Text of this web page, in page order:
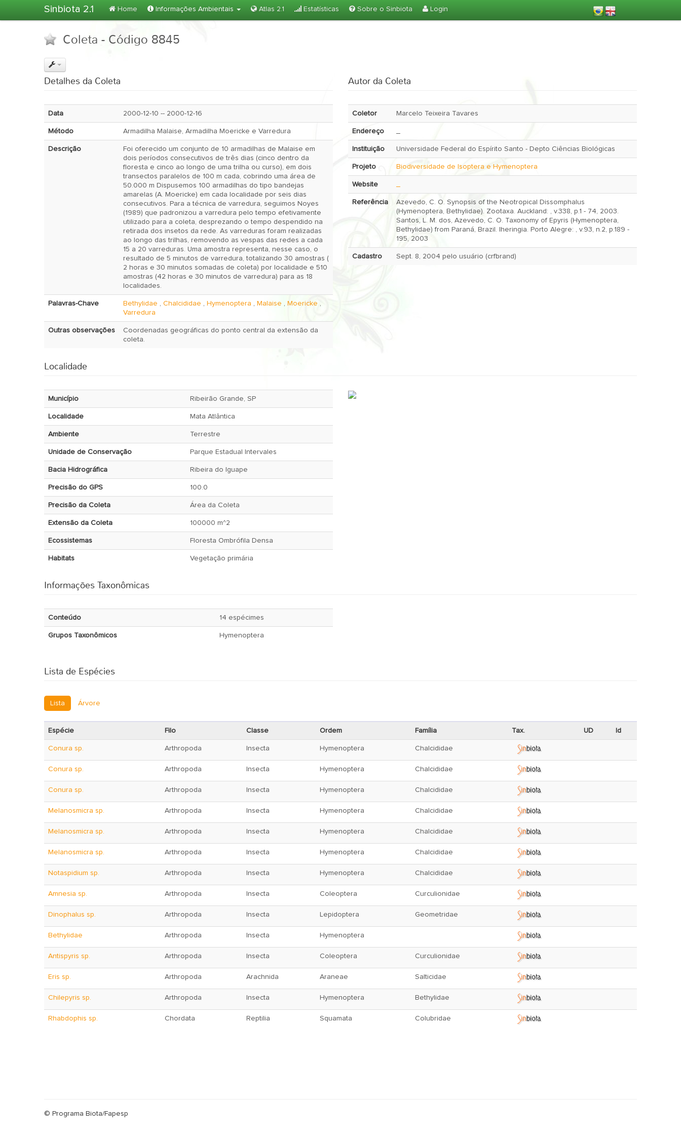
Sinbiota 2.1 Home Informações Ambientais Atlas 2.1 Estatísticas Sobre o Sinbiota Login
Coleta - Código 8845
Detalhes da Coleta
Data 2000-12-10 -- 2000-12-16
Método Armadilha Malaise, Armadilha Moericke e Varredura
Descrição
Foi oferecido um conjunto de 10 armadilhas de Malaise em
dois períodos consecutivos de três dias (cinco dentro da
floresta e cinco ao longo de uma trilha ou curso), em dois
transectos paralelos de 100 m cada, cobrindo uma área de
50.000 m Dispusemos 100 armadilhas do tipo bandejas
amarelas (A. Moericke) em cada localidade por seis dias
consecutivos. Para a técnica de varredura, seguimos Noyes
(1989) que padronizou a varredura pelo tempo efetivamente
utilizado para a coleta, desprezando o tempo despendido na
retirada dos insetos da rede. As varreduras foram realizadas
ao longo das trilhas, removendo as vespas das redes a cada
15 a 20 varreduras. Uma amostra representa, nesse caso, o
resultado de 5 minutos de varredura, totalizando 30 amostras (
2 horas e 30 minutos somadas de coleta) por localidade e 510
amostras (42 horas e 30 minutos de varredura) para as 18
localidades.
Palavras-Chave Bethylidae , Chalcididae , Hymenoptera , Malaise , Moericke ,
Varredura
Outras observações
Coordenadas geográficas do ponto central da extensão da
coleta.
Autor da Coleta
Coletor Marcelo Teixeira Tavares
Endereço
Instituição Universidade Federal do Espírito Santo - Depto Ciências Biológicas
Projeto Biodiversidade de Isoptera e Hymenoptera
Website
Referência
Azevedo, C. O. Synopsis of the Neotropical Dissomphalus
(Hymenoptera, Bethylidae). Zootaxa. Auckland: , v.338, p.1 - 74, 2003.
Santos, L. M. dos, Azevedo, C. O. Taxonomy of Epyris (Hymenoptera,
Bethylidae) from Paraná, Brazil. Iheringia. Porto Alegre: , v.93, n.2, p.189 -
195, 2003
Cadastro Sept. 8, 2004 pelo usuário (crfbrand)
Localidade
Município Ribeirão Grande, SP
Localidade Mata Atlântica
Ambiente Terrestre
Unidade de Conservação Parque Estadual Intervales
Bacia Hidrográfica Ribeira do Iguape
Precisão do GPS 100.0
Precisão da Coleta Área da Coleta
Extensão da Coleta 100000 m^2
Ecossistemas Floresta Ombrófila Densa
Habitats Vegetação primária
Informações Taxonômicas
Conteúdo 14 espécimes
Grupos Taxonômicos Hymenoptera
Lista de Espécies
Lista Árvore
Espécie Filo Classe Ordem Família Tax. UD Id
Conura sp. Arthropoda Insecta Hymenoptera Chalcididae
Conura sp. Arthropoda Insecta Hymenoptera Chalcididae
Conura sp. Arthropoda Insecta Hymenoptera Chalcididae
Melanosmicra sp. Arthropoda Insecta Hymenoptera Chalcididae
Melanosmicra sp. Arthropoda Insecta Hymenoptera Chalcididae
Melanosmicra sp. Arthropoda Insecta Hymenoptera Chalcididae
Notaspidium sp. Arthropoda Insecta Hymenoptera Chalcididae
Amnesia sp. Arthropoda Insecta Coleoptera Curculionidae
Dinophalus sp. Arthropoda Insecta Lepidoptera Geometridae
Bethylidae Arthropoda Insecta Hymenoptera
Antispyris sp. Arthropoda Insecta Coleoptera Curculionidae
Eris sp. Arthropoda Arachnida Araneae Salticidae
Chilepyris sp. Arthropoda Insecta Hymenoptera Bethylidae
Rhabdophis sp. Chordata Reptilia Squamata Colubridae
© Programa Biota/Fapesp